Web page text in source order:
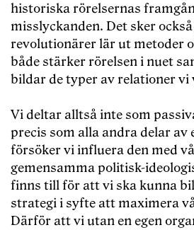
historiska rörelsernas
misslyckanden. Det sker
revolutionärer lär ut metoder
både stärker rörelsen i nuet
bildar de typer av relationer vi
Vi deltar alltså inte som
precis som alla andra delar av
försöker vi influera den med
gemensamma politisk-
finns till för att vi ska kunna
strategi i syfte att maximera
Därför att vi utan en egen